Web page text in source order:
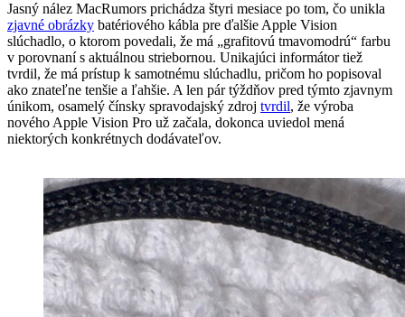
Jasný nález MacRumors prichádza štyri mesiace po tom, čo unikla
zjavné obrázky batériového kábla pre ďalšie Apple Vision
slúchadlo, o ktorom povedali, že má „grafitovú tmavomodrú“ farbu
v porovnaní s aktuálnou striebornou. Unikajúci informátor tiež
tvrdil, že má prístup k samotnému slúchadlu, pričom ho popisoval
ako znateľne tenšie a ľahšie. A len pár týždňov pred týmto zjavnym
únikom, osamelý čínsky spravodajský zdroj tvrdil, že výroba
nového Apple Vision Pro už začala, dokonca uviedol mená
niektorých konkrétnych dodávateľov.